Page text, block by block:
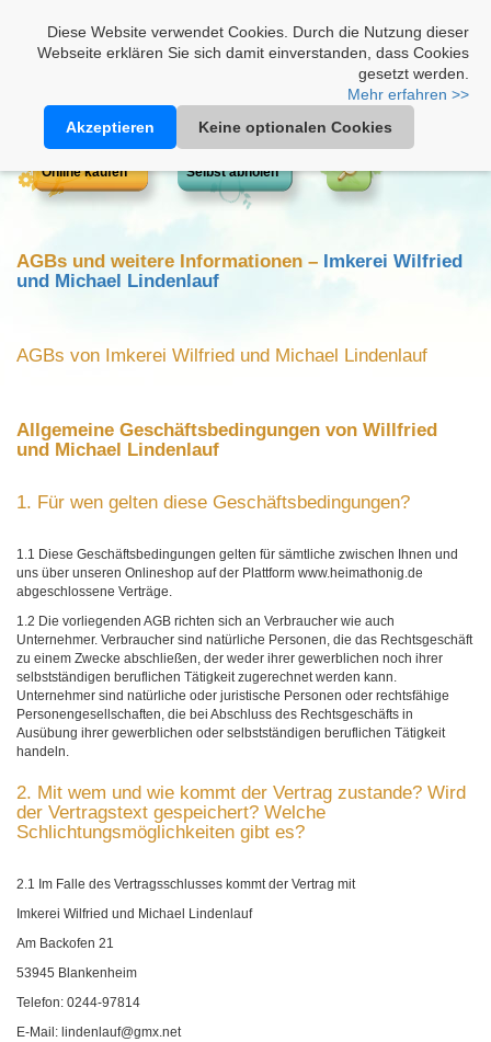
Diese Website verwendet Cookies. Durch die Nutzung dieser
Webseite erklären Sie sich damit einverstanden, dass Cookies
gesetzt werden.
Mehr erfahren >>
Akzeptieren
Keine optionalen Cookies
Online kaufen Selbst abholen
AGBs und weitere Informationen – Imkerei Wilfried
und Michael Lindenlauf
AGBs von Imkerei Wilfried und Michael Lindenlauf
Allgemeine Geschäftsbedingungen von Willfried
und Michael Lindenlauf
1. Für wen gelten diese Geschäftsbedingungen?
1.1 Diese Geschäftsbedingungen gelten für sämtliche zwischen Ihnen und
uns über unseren Onlineshop auf der Plattform www.heimathonig.de
abgeschlossene Verträge.
1.2 Die vorliegenden AGB richten sich an Verbraucher wie auch
Unternehmer. Verbraucher sind natürliche Personen, die das Rechtsgeschäft
zu einem Zwecke abschließen, der weder ihrer gewerblichen noch ihrer
selbstständigen beruflichen Tätigkeit zugerechnet werden kann.
Unternehmer sind natürliche oder juristische Personen oder rechtsfähige
Personengesellschaften, die bei Abschluss des Rechtsgeschäfts in
Ausübung ihrer gewerblichen oder selbstständigen beruflichen Tätigkeit
handeln.
2. Mit wem und wie kommt der Vertrag zustande? Wird
der Vertragstext gespeichert? Welche
Schlichtungsmöglichkeiten gibt es?
2.1 Im Falle des Vertragsschlusses kommt der Vertrag mit
Imkerei Wilfried und Michael Lindenlauf
Am Backofen 21
53945 Blankenheim
Telefon: 0244-97814
E-Mail: lindenlauf@gmx.net